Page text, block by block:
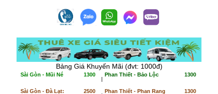
Bảng Giá Khuyến Mãi (đvt: 1000đ)
Sài Gòn - Mũi Né 1300
|
Phan Thiết - Bảo Lộc 1300
Sài Gòn - Đà Lạt: 2500 Phan Thiết - Phan Rang 1300